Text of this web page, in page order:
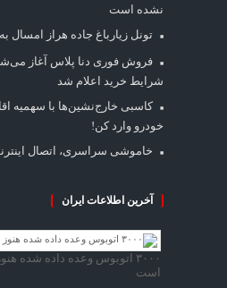
نشده است
تونل زیارباغ جاده هراز امسال
فروش فوری دنا پلاس آغاز
شرایط خرید اعلام شد
خودرو وارد کن!
خاموشی سراسری، اتصال
آخرین اطلاعات ایران
۳۰۰۰ اتوبوس وعده داده شده
است